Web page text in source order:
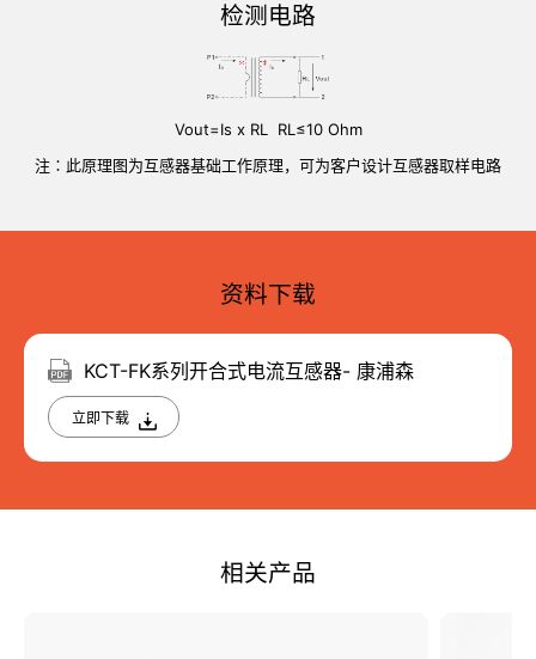
检测电路
Vout=Is x RL RL≤10 Ohm
注∶此原理图为互感器基础工作原理，可为客户设计互感器取样电路
资料下载
KCT-FK系列开合式电流互感器- 康浦森
立即下载
相关产品